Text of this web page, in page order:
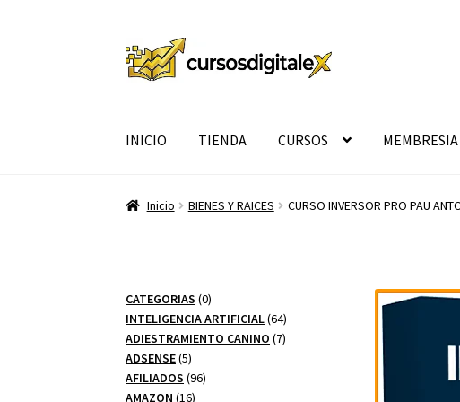
Ir
a
Ir
al
INICIO TIENDA CURSOS MEMBRESIA
Inicio BIENES Y RAICES CURSO INVERSOR PRO PAU
CATEGORIAS 00
productos
INTELIGENCIA ARTIFICIAL 6464
productos
ADIESTRAMIENTO CANINO 77
ADSENSE 55
productos
AFILIADOS 9696
AMAZON 1616